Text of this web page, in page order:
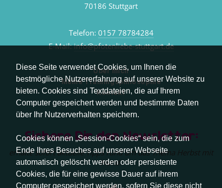
Diese Seite verwendet Cookies, um Ihnen die
bestmögliche Nutzererfahrung auf unserer Website zu
bieten. Cookies sind Textdateien, die auf Ihrem
Computer gespeichert werden und bestimmte Daten
über Ihr Nutzerverhalten speichern.
Cookies können „Session-Cookies“ sein, die zum
Ende Ihres Besuches auf unserer Webseite
automatisch gelöscht werden oder persistente
Cookies, die für eine gewisse Dauer auf ihrem
Computer gespeichert werden, sofern Sie diese nicht
70186 Stuttgart
Telefon: 0157 78784284
E-Mail:info@pfotenliebe-stuttgart.de
Über mich
Meine Trainingsphilosophie
Kontakt
Sichere Dir den Newsletter:
erhalte sofort aktuelle Tipps rund um das Thema Herbst mit
Hund.